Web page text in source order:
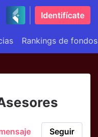
Identifícate
Rankings de fondos
Seguir